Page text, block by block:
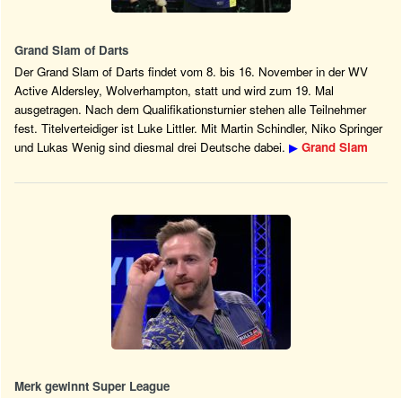
Grand Slam of Darts
Der Grand Slam of Darts findet vom 8. bis 16. November in der WV
Active Aldersley, Wolverhampton, statt und wird zum 19. Mal
ausgetragen. Nach dem Qualifikationsturnier stehen alle Teilnehmer
fest. Titelverteidiger ist Luke Littler. Mit Martin Schindler, Niko Springer
und Lukas Wenig sind diesmal drei Deutsche dabei. ▶ Grand Slam
Merk gewinnt Super League